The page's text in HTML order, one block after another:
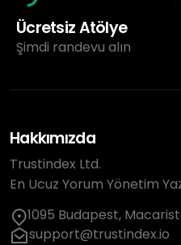
Ücretsiz Atölye
Şimdi randevu alın
Hakkımızda
Trustindex Ltd.
En Ucuz Yorum Yönetim
1095 Budapest,
support@trustindex.io